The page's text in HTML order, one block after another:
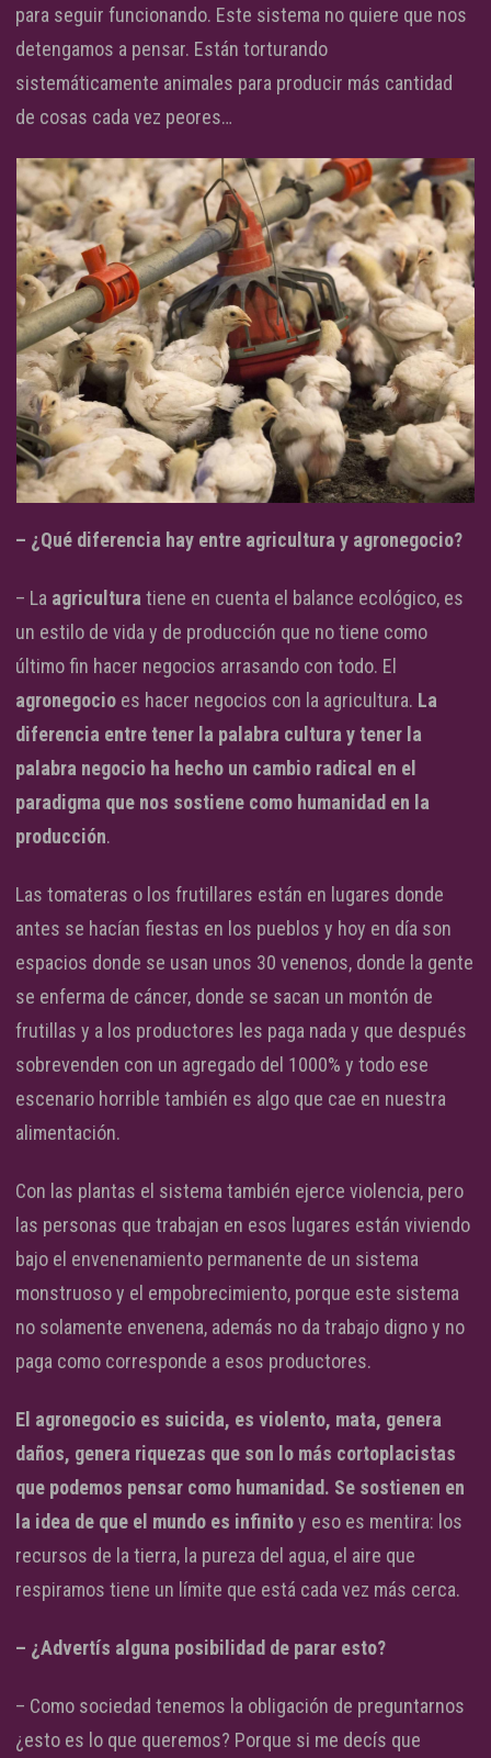
para seguir funcionando. Este sistema no quiere que nos
detengamos a pensar. Están torturando
sistemáticamente animales para producir más cantidad
de cosas cada vez peores…
– ¿Qué diferencia hay entre agricultura y agronegocio?
– La agricultura tiene en cuenta el balance ecológico, es
un estilo de vida y de producción que no tiene como
último fin hacer negocios arrasando con todo. El
agronegocio es hacer negocios con la agricultura. La
diferencia entre tener la palabra cultura y tener la
palabra negocio ha hecho un cambio radical en el
paradigma que nos sostiene como humanidad en la
producción.
Las tomateras o los frutillares están en lugares donde
antes se hacían fiestas en los pueblos y hoy en día son
espacios donde se usan unos 30 venenos, donde la gente
se enferma de cáncer, donde se sacan un montón de
frutillas y a los productores les paga nada y que después
sobrevenden con un agregado del 1000% y todo ese
escenario horrible también es algo que cae en nuestra
alimentación.
Con las plantas el sistema también ejerce violencia, pero
las personas que trabajan en esos lugares están viviendo
bajo el envenenamiento permanente de un sistema
monstruoso y el empobrecimiento, porque este sistema
no solamente envenena, además no da trabajo digno y no
paga como corresponde a esos productores.
El agronegocio es suicida, es violento, mata, genera
daños, genera riquezas que son lo más cortoplacistas
que podemos pensar como humanidad. Se sostienen en
la idea de que el mundo es infinitoy eso es mentira: los
recursos de la tierra, la pureza del agua, el aire que
respiramos tiene un límite que está cada vez más cerca.
– ¿Advertís alguna posibilidad de parar esto?
– Como sociedad tenemos la obligación de preguntarnos
¿esto es lo que queremos? Porque si me decís que